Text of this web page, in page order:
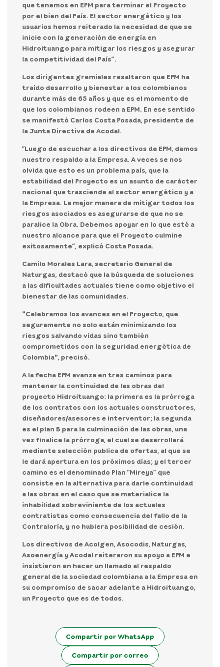
que tenemos en EPM para terminar el Proyecto
por el bien del País. El sector energético y los
usuarios hemos reiterado la necesidad de que se
inicie con la generación de energía en
Hidroituango para mitigar los riesgos y asegurar
la competitividad del País”.
Los dirigentes gremiales resaltaron que EPM ha
traído desarrollo y bienestar a los colombianos
durante más de 65 años y que es el momento de
que los colombianos rodeen a EPM. En ese sentido
se manifestó Carlos Costa Posada, presidente de
la Junta Directiva de Acodal.
“Luego de escuchar a los directivos de EPM, damos
nuestro respaldo a la Empresa. A veces se nos
olvida que esto es un problema país, que la
estabilidad del Proyecto es un asunto de carácter
nacional que trasciende al sector energético y a
la Empresa. La mejor manera de mitigar todos los
riesgos asociados es asegurarse de que no se
paralice la Obra. Debemos apoyar en lo que esté a
nuestro alcance para que el Proyecto culmine
exitosamente”, explicó Costa Posada.
Camilo Morales Lara, secretario General de
Naturgas, destacó que la búsqueda de soluciones
a las dificultades actuales tiene como objetivo el
bienestar de las comunidades.
"Celebramos los avances en el Proyecto, que
seguramente no solo están minimizando los
riesgos salvando vidas sino también
comprometidos con la seguridad energética de
Colombia", precisó.
A la fecha EPM avanza en tres caminos para
mantener la continuidad de las obras del
proyecto Hidroituango: la primera es la prórroga
de los contratos con los actuales constructores,
diseñadores/asesores e interventor; la segunda
es el plan B para la culminación de las obras, una
vez finalice la prórroga, el cual se desarrollará
mediante selección publica de ofertas, al que se
le dará apertura en los próximos días; y el tercer
camino es el denominado Plan “Mireya” que
consiste en la alternativa para darle continuidad
a las obras en el caso que se materialice la
inhabilidad sobreviniente de los actuales
contratistas como consecuencia del fallo de la
Contraloría, y no hubiera posibilidad de cesión.
Los directivos de Acolgen, Asocodis, Naturgas,
Asoenergía y Acodal reiteraron su apoyo a EPM e
insistieron en hacer un llamado al respaldo
general de la sociedad colombiana a la Empresa en
su compromiso de sacar adelante a Hidroituango,
un Proyecto que es de todos.
Compartir por WhatsApp
Compartir por correo